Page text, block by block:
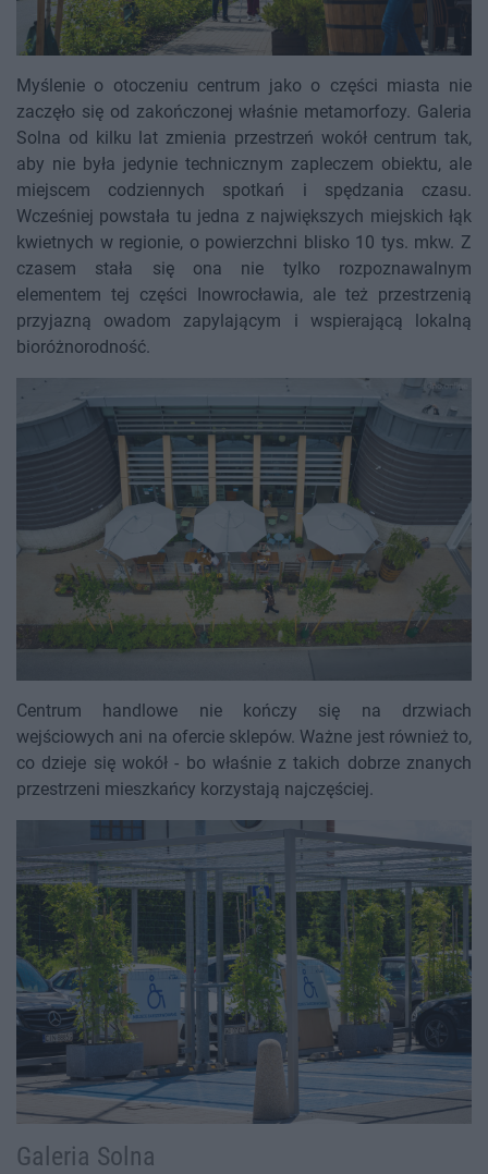
Myślenie o otoczeniu centrum jako o części miasta nie
zaczęło się od zakończonej właśnie metamorfozy. Galeria
Solna od kilku lat zmienia przestrzeń wokół centrum tak,
aby nie była jedynie technicznym zapleczem obiektu, ale
miejscem codziennych spotkań i spędzania czasu.
Wcześniej powstała tu jedna z największych miejskich łąk
kwietnych w regionie, o powierzchni blisko 10 tys. mkw. Z
czasem stała się ona nie tylko rozpoznawalnym
elementem tej części Inowrocławia, ale też przestrzenią
przyjazną owadom zapylającym i wspierającą lokalną
bioróżnorodność.
Centrum handlowe nie kończy się na drzwiach
wejściowych ani na ofercie sklepów. Ważne jest również to,
co dzieje się wokół - bo właśnie z takich dobrze znanych
przestrzeni mieszkańcy korzystają najczęściej.
Galeria Solna